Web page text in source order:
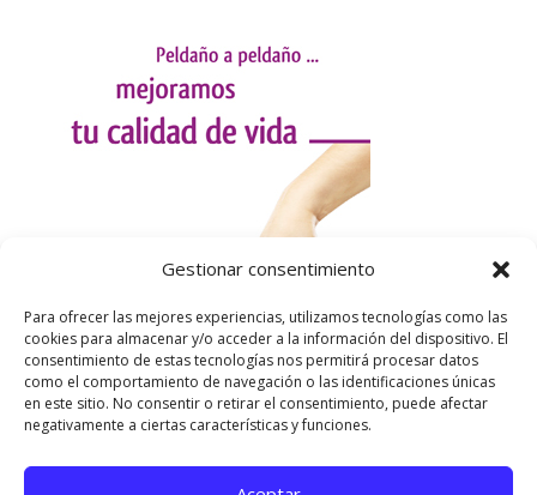
Gestionar consentimiento
Para ofrecer las mejores experiencias, utilizamos tecnologías como las
cookies para almacenar y/o acceder a la información del dispositivo. El
consentimiento de estas tecnologías nos permitirá procesar datos
como el comportamiento de navegación o las identificaciones únicas
en este sitio. No consentir o retirar el consentimiento, puede afectar
negativamente a ciertas características y funciones.